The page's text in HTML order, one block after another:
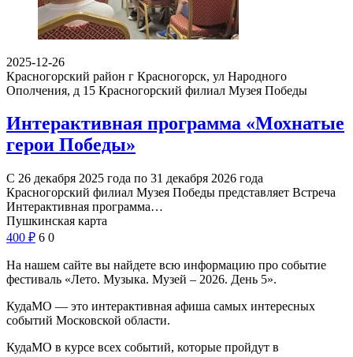
2025-12-26
Красногорский район г Красногорск, ул Народного
Ополчения, д 15 Красногорский филиал Музея Победы
Интерактивная программа «Мохнатые
герои Победы»
С 26 декабря 2025 года по 31 декабря 2026 года
Красногорский филиал Музея Победы представляет Встреча
Интерактивная программа…
Пушкинская карта
400 ₽ 6 0
На нашем сайте вы найдете всю информацию про событие
фестиваль «Лето. Музыка. Музей – 2026. День 5».
КудаМО — это интерактивная афиша самых интересных
событий Московской области.
КудаМО в курсе всех событий, которые пройдут в